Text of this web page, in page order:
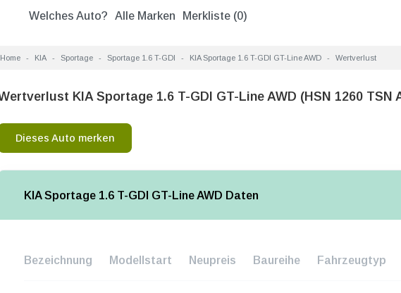
Welches Auto? Alle Marken Merkliste (0)
Home KIA Sportage Sportage 1.6 T-GDI KIA Sportage 1.6 T-GDI GT-Line AWD Wertverlust
KIA Sportage 1.6 T-GDI GT-Line AWD (HSN 1260 TSN
Dieses Auto merken
KIA Sportage 1.6 T-GDI GT-Line AWD Daten
Bezeichnung Modellstart Neupreis Baureihe Fahrzeugtyp